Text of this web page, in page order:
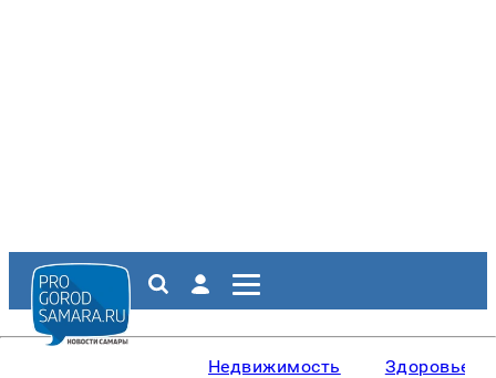
Недвижимость Здоровье